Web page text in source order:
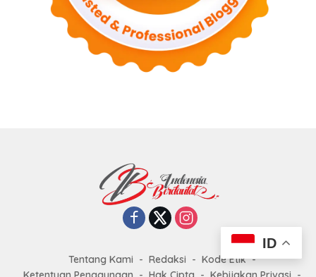
Tentang Kami Redaksi
Kode Etik
ID